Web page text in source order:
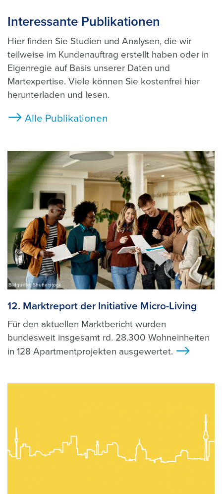
Interessante Publikationen
Hier finden Sie Studien und Analysen, die wir
teilweise im Kundenauftrag erstellt haben oder in
Eigenregie auf Basis unserer Daten und
Martexpertise. Viele können Sie kostenfrei hier
herunterladen und lesen.
Alle Publikationen
Bildquelle: Shutterstock
12. Marktreport der Initiative Micro-Living
Für den aktuellen Marktbericht wurden
bundesweit insgesamt rd. 28.300 Wohneinheiten
in 128 Apartmentprojekten ausgewertet.